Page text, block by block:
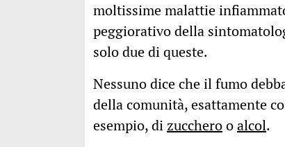
moltissime malattie
peggiorativo della
solo due di queste.
Nessuno dice che il fumo
della comunità, esattamente
esempio, di zuccherooalcol.